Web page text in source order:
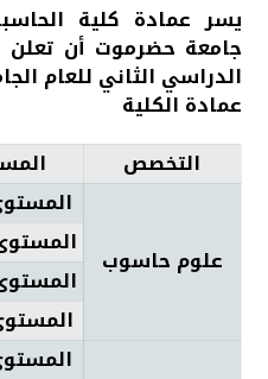
يسر عمادة كلية
جامعة حضرموت أن تعلن
الدراسي الثاني للعام الجامعي :
عمادة الكلية
التخصص
علوم حاسوب